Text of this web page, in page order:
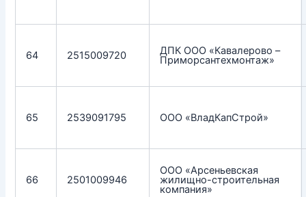
64 2515009720 ДПК ООО «Кавалерово –
Приморсантехмонтаж»
65 2539091795 ООО «ВладКапСтрой»
66 2501009946
ООО «Арсеньевская
жилищно-строительная
компания»